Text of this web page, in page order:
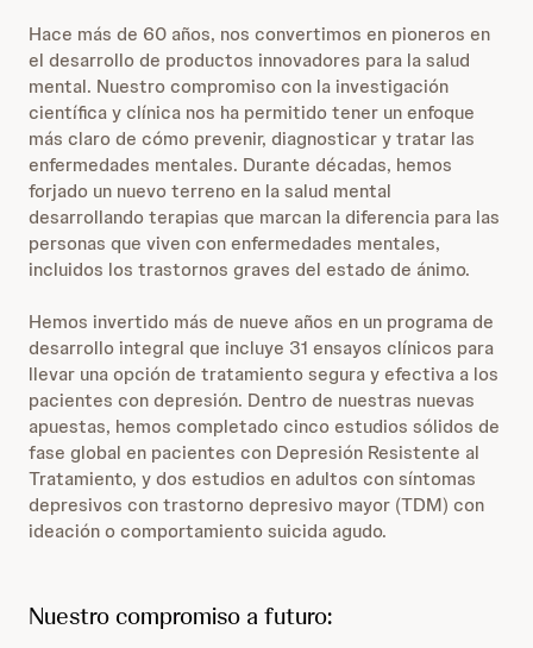
Hace más de 60 años, nos convertimos en pioneros en
el desarrollo de productos innovadores para la salud
mental. Nuestro compromiso con la investigación
científica y clínica nos ha permitido tener un enfoque
más claro de cómo prevenir, diagnosticar y tratar las
enfermedades mentales. Durante décadas, hemos
forjado un nuevo terreno en la salud mental
desarrollando terapias que marcan la diferencia para las
personas que viven con enfermedades mentales,
incluidos los trastornos graves del estado de ánimo.
Hemos invertido más de nueve años en un programa de
desarrollo integral que incluye 31 ensayos clínicos para
llevar una opción de tratamiento segura y efectiva a los
pacientes con depresión. Dentro de nuestras nuevas
apuestas, hemos completado cinco estudios sólidos de
fase global en pacientes con Depresión Resistente al
Tratamiento, y dos estudios en adultos con síntomas
depresivos con trastorno depresivo mayor (TDM) con
ideación o comportamiento suicida agudo.
Nuestro compromiso a futuro: